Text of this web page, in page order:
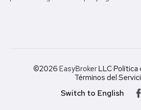
©2026 EasyBrokerLLC·Política
Términos del
Switch to English